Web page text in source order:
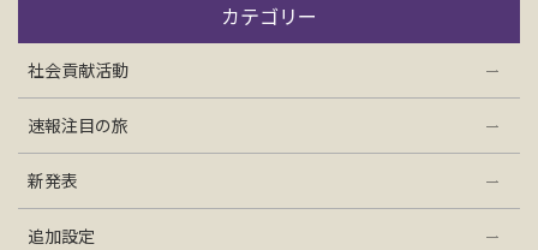
カテゴリー
社会貢献活動
速報注目の旅
新発表
追加設定